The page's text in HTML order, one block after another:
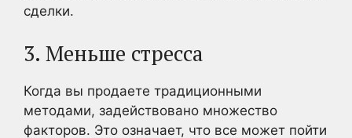
сделки.
3. Меньше стресса
Когда вы продаете традиционными
методами, задействовано множество
факторов. Это означает, что все может пойти